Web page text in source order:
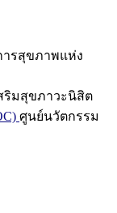
ารสุขภาพแห่ง
ริมสุขภาวะนิสิต
ศูนย์นวัตกรรม